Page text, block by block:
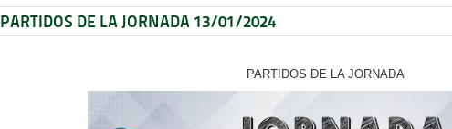
PARTIDOS DE LA JORNADA 13/01/2024
PARTIDOS DE LA JORNADA